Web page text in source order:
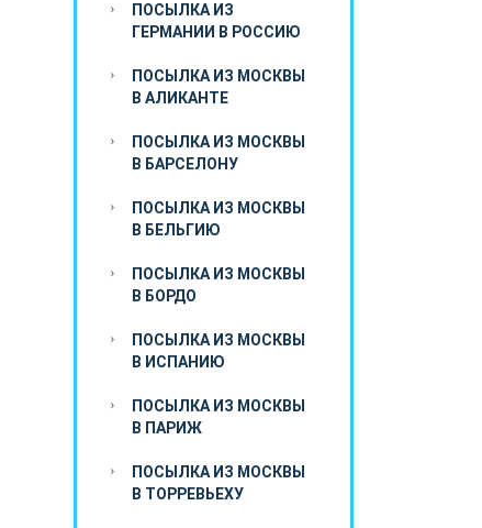
ПОСЫЛКА ИЗ
ГЕРМАНИИ В РОССИЮ
ПОСЫЛКА ИЗ МОСКВЫ
В АЛИКАНТЕ
ПОСЫЛКА ИЗ МОСКВЫ
В БАРСЕЛОНУ
ПОСЫЛКА ИЗ МОСКВЫ
В БЕЛЬГИЮ
ПОСЫЛКА ИЗ МОСКВЫ
В БОРДО
ПОСЫЛКА ИЗ МОСКВЫ
В ИСПАНИЮ
ПОСЫЛКА ИЗ МОСКВЫ
В ПАРИЖ
ПОСЫЛКА ИЗ МОСКВЫ
В ТОРРЕВЬЕХУ